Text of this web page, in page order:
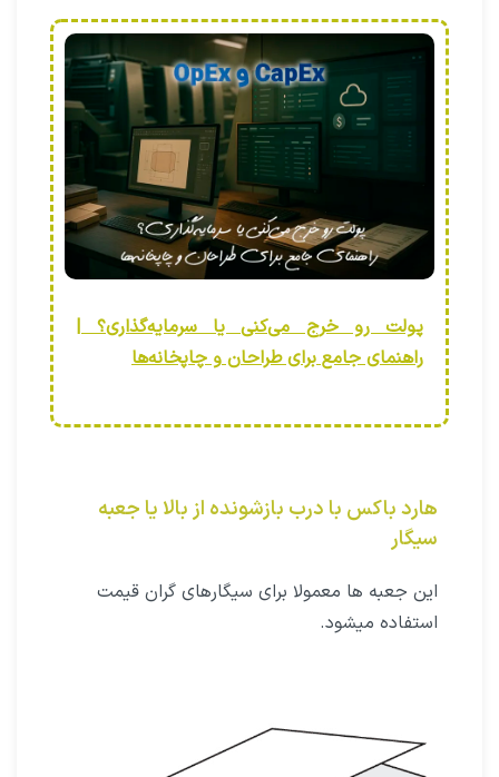
پولت رو خرج می‌کنی یا سرمایه‌گذاری؟ |
راهنمای جامع برای طراحان و چاپخانه‌ها
هارد باکس با درب بازشونده از بالا یا جعبه
سیگار
این جعبه ها معمولا برای سیگارهای گران قیمت
استفاده میشود.